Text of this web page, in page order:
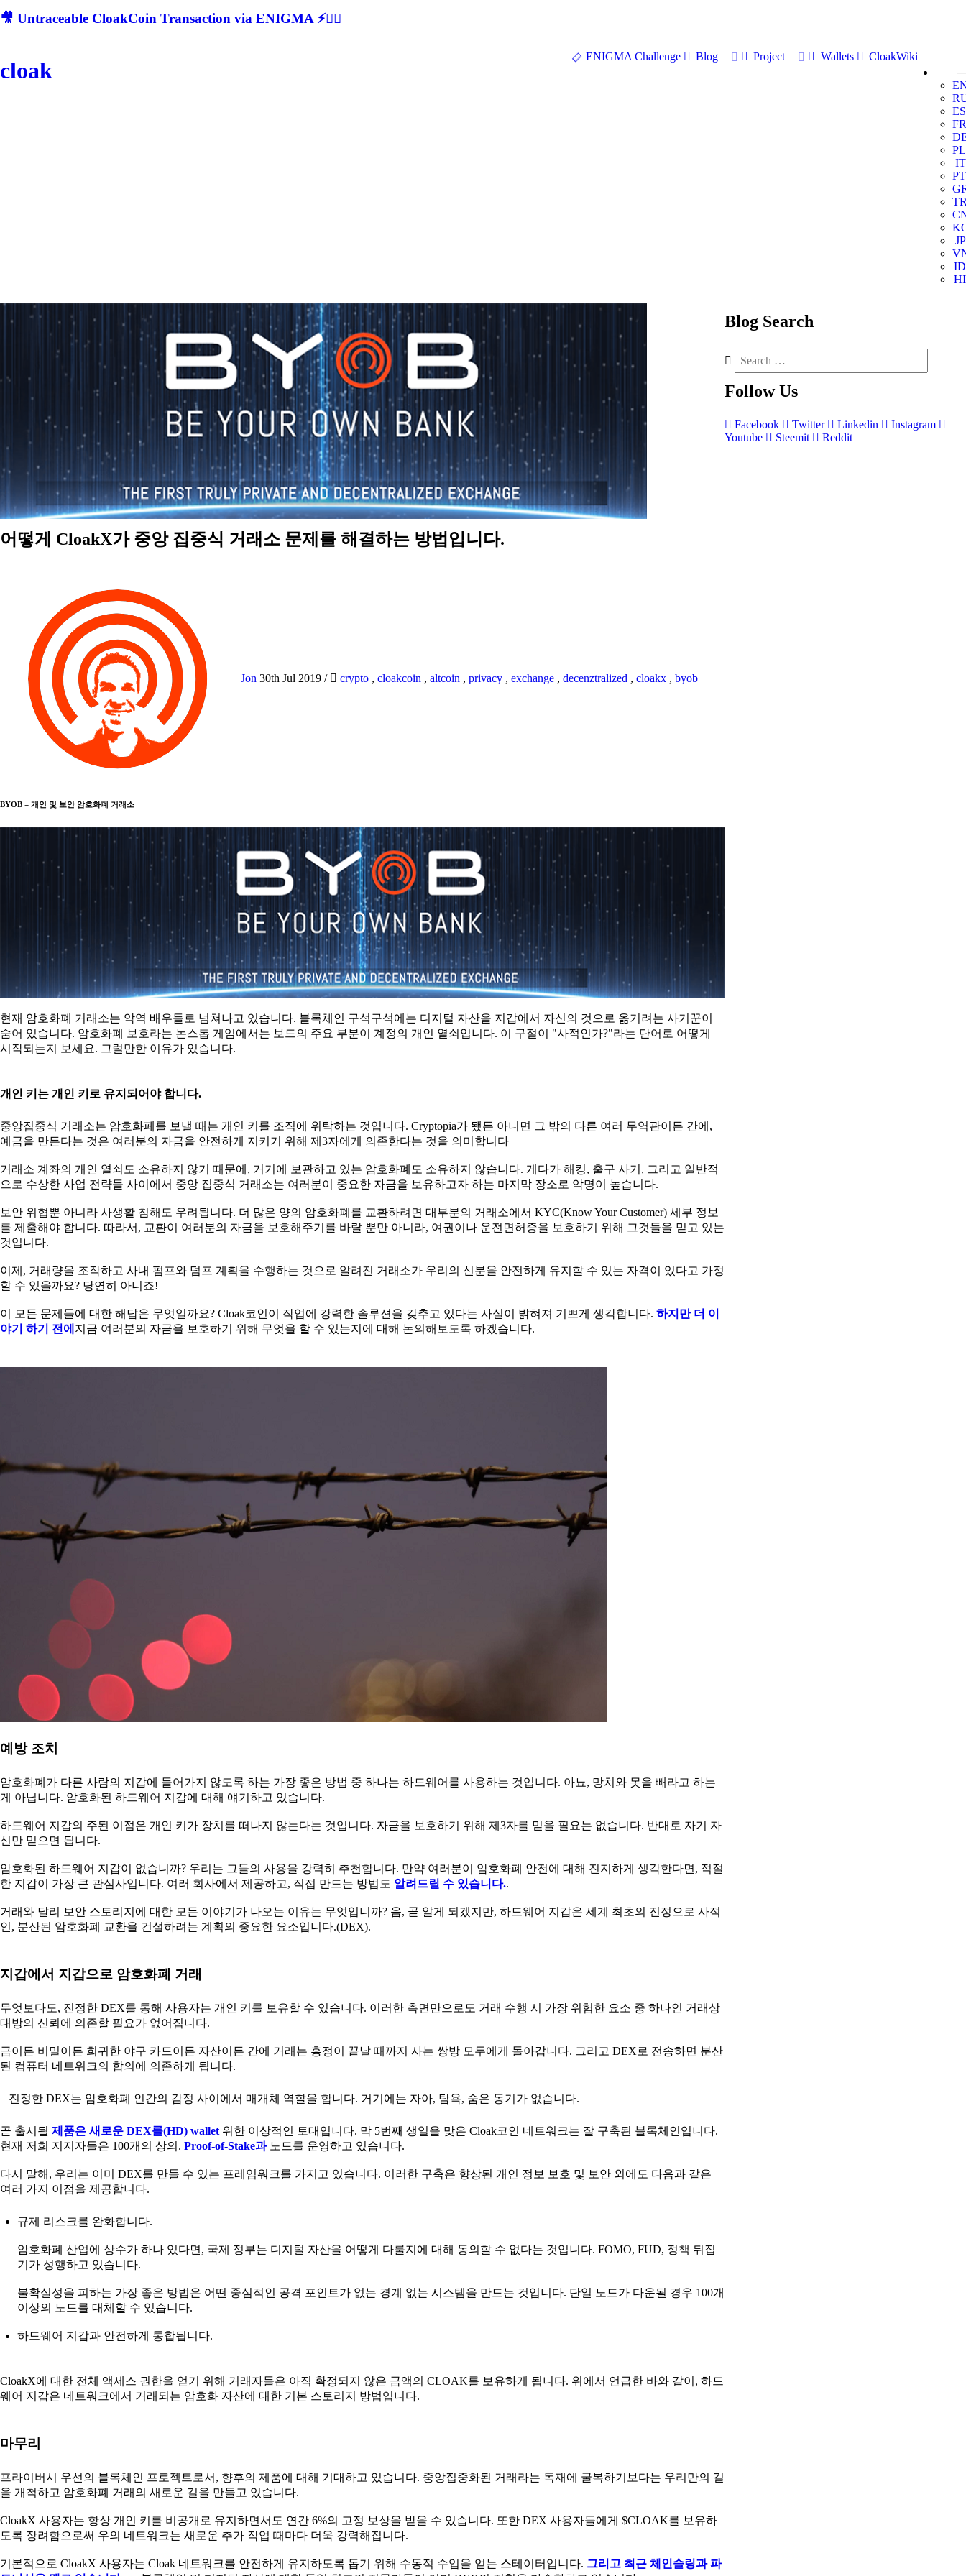
🎥 Untraceable CloakCoin Transaction via ENIGMA ⚡🕵‍♂
cloak
ENIGMA Challenge Blog Project Wallets
CloakWiki
ES
FR
PL
IT
PT
JP
ID
HI
어떻게 CloakX가 중앙 집중식 거래소 문제를 해결하는 방법입니다.
Jon 30th Jul 2019 / crypto , cloakcoin , altcoin , privacy , exchange , decenztralized , cloakx , byob
BYOB = 개인 및 보안 암호화폐 거래소
현재 암호화폐 거래소는 악역 배우들로 넘쳐나고 있습니다. 블록체인 구석구석에는 디지털 자산을 지갑에서 자신의 것으로 옮기려는 사기꾼이
숨어 있습니다. 암호화폐 보호라는 논스톱 게임에서는 보드의 주요 부분이 계정의 개인 열쇠입니다. 이 구절이 "사적인가?"라는 단어로 어떻게
시작되는지 보세요. 그럴만한 이유가 있습니다.
개인 키는 개인 키로 유지되어야 합니다.
중앙집중식 거래소는 암호화페를 보낼 때는 개인 키를 조직에 위탁하는 것입니다. Cryptopia가 됐든 아니면 그 밖의 다른 여러 무역관이든 간에,
예금을 만든다는 것은 여러분의 자금을 안전하게 지키기 위해 제3자에게 의존한다는 것을 의미합니다
거래소 계좌의 개인 열쇠도 소유하지 않기 때문에, 거기에 보관하고 있는 암호화폐도 소유하지 않습니다. 게다가 해킹, 출구 사기, 그리고 일반적
으로 수상한 사업 전략들 사이에서 중앙 집중식 거래소는 여러분이 중요한 자금을 보유하고자 하는 마지막 장소로 악명이 높습니다.
보안 위협뿐 아니라 사생활 침해도 우려됩니다. 더 많은 양의 암호화폐를 교환하려면 대부분의 거래소에서 KYC(Know Your Customer) 세부 정보
를 제출해야 합니다. 따라서, 교환이 여러분의 자금을 보호해주기를 바랄 뿐만 아니라, 여권이나 운전면허증을 보호하기 위해 그것들을 믿고 있는
것입니다.
이제, 거래량을 조작하고 사내 펌프와 덤프 계획을 수행하는 것으로 알려진 거래소가 우리의 신분을 안전하게 유지할 수 있는 자격이 있다고 가정
할 수 있을까요? 당연히 아니죠!
이 모든 문제들에 대한 해답은 무엇일까요? Cloak코인이 작업에 강력한 솔루션을 갖추고 있다는 사실이 밝혀져 기쁘게 생각합니다. 하지만 더 이
야기 하기 전에 지금 여러분의 자금을 보호하기 위해 무엇을 할 수 있는지에 대해 논의해보도록 하겠습니다.
예방 조치
암호화폐가 다른 사람의 지갑에 들어가지 않도록 하는 가장 좋은 방법 중 하나는 하드웨어를 사용하는 것입니다. 아뇨, 망치와 못을 빼라고 하는
게 아닙니다. 암호화된 하드웨어 지갑에 대해 얘기하고 있습니다.
하드웨어 지갑의 주된 이점은 개인 키가 장치를 떠나지 않는다는 것입니다. 자금을 보호하기 위해 제3자를 믿을 필요는 없습니다. 반대로 자기 자
신만 믿으면 됩니다.
암호화된 하드웨어 지갑이 없습니까? 우리는 그들의 사용을 강력히 추천합니다. 만약 여러분이 암호화폐 안전에 대해 진지하게 생각한다면, 적절
한 지갑이 가장 큰 관심사입니다. 여러 회사에서 제공하고, 직접 만드는 방법도 알려드릴 수 있습니다..
거래와 달리 보안 스토리지에 대한 모든 이야기가 나오는 이유는 무엇입니까? 음, 곧 알게 되겠지만, 하드웨어 지갑은 세계 최초의 진정으로 사적
인, 분산된 암호화폐 교환을 건설하려는 계획의 중요한 요소입니다.(DEX).
지갑에서 지갑으로 암호화폐 거래
무엇보다도, 진정한 DEX를 통해 사용자는 개인 키를 보유할 수 있습니다. 이러한 측면만으로도 거래 수행 시 가장 위험한 요소 중 하나인 거래상
대방의 신뢰에 의존할 필요가 없어집니다.
금이든 비밀이든 희귀한 야구 카드이든 자산이든 간에 거래는 흥정이 끝날 때까지 사는 쌍방 모두에게 돌아갑니다. 그리고 DEX로 전송하면 분산
된 컴퓨터 네트워크의 합의에 의존하게 됩니다.
진정한 DEX는 암호화폐 인간의 감정 사이에서 매개체 역할을 합니다. 거기에는 자아, 탐욕, 숨은 동기가 없습니다.
곧 출시될 제품은 새로운 DEX를(HD) wallet 위한 이상적인 토대입니다. 막 5번째 생일을 맞은 Cloak코인 네트워크는 잘 구축된 블록체인입니다.
현재 저희 지지자들은 100개의 상의. Proof-of-Stake과노드를 운영하고 있습니다.
다시 말해, 우리는 이미 DEX를 만들 수 있는 프레임워크를 가지고 있습니다. 이러한 구축은 향상된 개인 정보 보호 및 보안 외에도 다음과 같은
여러 가지 이점을 제공합니다.
규제 리스크를 완화합니다.
암호화폐 산업에 상수가 하나 있다면, 국제 정부는 디지털 자산을 어떻게 다룰지에 대해 동의할 수 없다는 것입니다. FOMO, FUD, 정책 뒤집
기가 성행하고 있습니다.
불확실성을 피하는 가장 좋은 방법은 어떤 중심적인 공격 포인트가 없는 경계 없는 시스템을 만드는 것입니다. 단일 노드가 다운될 경우 100개
이상의 노드를 대체할 수 있습니다.
하드웨어 지갑과 안전하게 통합됩니다.
CloakX에 대한 전체 액세스 권한을 얻기 위해 거래자들은 아직 확정되지 않은 금액의 CLOAK를 보유하게 됩니다. 위에서 언급한 바와 같이, 하드
웨어 지갑은 네트워크에서 거래되는 암호화 자산에 대한 기본 스토리지 방법입니다.
마무리
프라이버시 우선의 블록체인 프로젝트로서, 향후의 제품에 대해 기대하고 있습니다. 중앙집중화된 거래라는 독재에 굴복하기보다는 우리만의 길
을 개척하고 암호화폐 거래의 새로운 길을 만들고 있습니다.
CloakX 사용자는 항상 개인 키를 비공개로 유지하면서도 연간 6%의 고정 보상을 받을 수 있습니다. 또한 DEX 사용자들에게 $CLOAK를 보유하
도록 장려함으로써 우의 네트워크는 새로운 추가 작업 때마다 더욱 강력해집니다.
기본적으로 CloakX 사용자는 Cloak 네트워크를 안전하게 유지하도록 돕기 위해 수동적 수입을 얻는 스테이터입니다. 그리고 최근 체인슬링과 파
Blog Search
Follow Us
Facebook Twitter Linkedin
Instagram
Youtube
Steemit Reddit